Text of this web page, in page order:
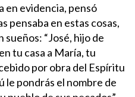
en evidencia, pensó
pensaba en estas cosas,
sueños: “José, hijo de
tu casa a María, tu
por obra del Espíritu
le pondrás el nombre de